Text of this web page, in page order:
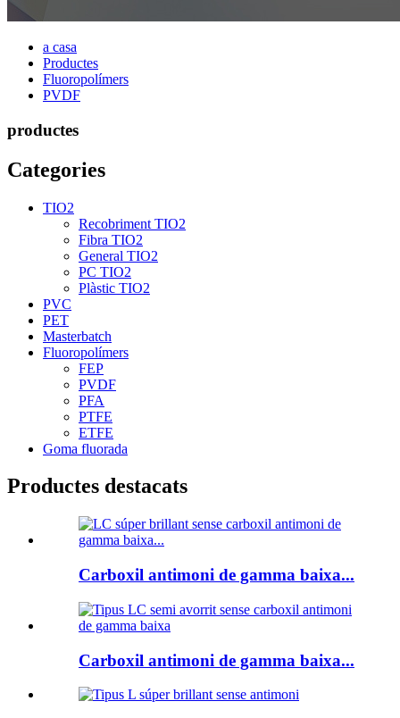
a casa
Productes
Fluoropolímers
PVDF
productes
Categories
TIO2
Recobriment TIO2
Fibra TIO2
General TIO2
PC TIO2
Plàstic TIO2
PVC
PET
Masterbatch
Fluoropolímers
FEP
PVDF
PFA
PTFE
ETFE
Goma fluorada
Productes destacats
Carboxil antimoni de gamma baixa...
Carboxil antimoni de gamma baixa...